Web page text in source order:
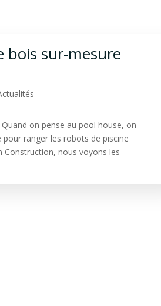
bois sur-mesure
on pense au pool house, on
ranger les robots de piscine
Construction, nous voyons les